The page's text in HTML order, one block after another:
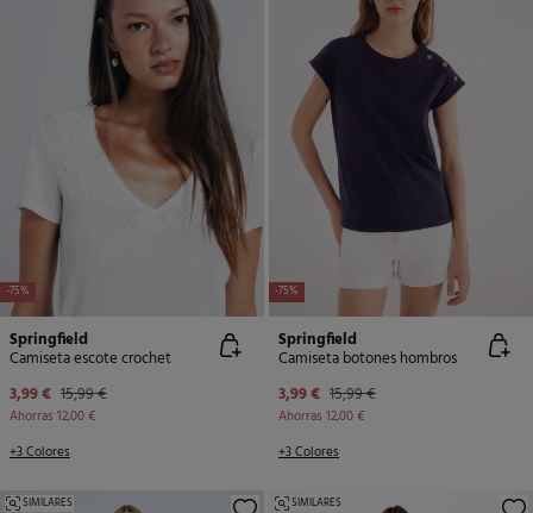
-75%
Springfield
Camiseta escote crochet
3,99 € 15,99 €
Ahorras 12,00 €
+3 Colores
-75%
Springfield
Camiseta botones hombros
3,99 € 15,99 €
Ahorras 12,00 €
+3 Colores
SIMILARES SIMILARES